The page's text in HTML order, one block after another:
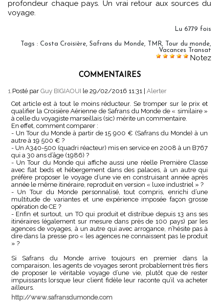
profondeur chaque pays. Un vrai retour aux sources du
voyage.
Lu 6779 fois
Tags : Costa Croisière, Safrans du Monde, TMR, Tour du monde,
Vacances Transat
Notez
COMMENTAIRES
1. Posté par Guy BIGIAOUI le 29/02/2016 11:31 | Alerter
Cet article est à tout le moins réducteur. Se tromper sur le prix et
qualifier la Croisière Aérienne de Safrans du Monde de « similaire »
à celle du voyagiste marseillais (sic) mérite un commentaire.
En effet, comment comparer :
- Un Tour du Monde à partir de 15 900 € (Safrans du Monde) à un
autre à 19 500 € ?
- Un A340-500 (quadri réacteur) mis en service en 2008 à un B767
qui a 30 ans d’âge (1986) ?
- Un Tour du Monde qui affiche aussi une réelle Première Classe
avec flat beds et hébergement dans des palaces, à un autre qui
préfère proposer le voyage d’une vie en construisant année après
année le même itinéraire, reproduit en version « luxe industriel » ?
- Un Tour du Monde personnalisé, tout compris, enrichi d’une
multitude de variantes et une expérience imposée façon grosse
opération de CE ?
- Enfin et surtout, un TO qui produit et distribue depuis 13 ans ses
itinéraires (également sur mesure dans près de 100 pays) par les
agences de voyages, à un autre qui avec arrogance, n’hésite pas à
dire dans la presse pro « les agences ne connaissent pas le produit
» ?
Si Safrans du Monde arrive toujours en premier dans la
comparaison, les agents de voyages seront probablement très fiers
de proposer le véritable voyage d’une vie, plutôt que de rester
impuissants lorsque leur client fidèle leur raconte qu’il va acheter
ailleurs.
http://www.safransdumonde.com